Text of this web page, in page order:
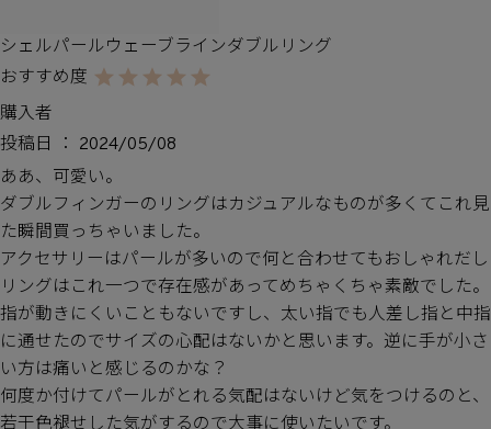
シェルパールウェーブラインダブルリング
購入者
投稿日
2024/05/08
ああ、可愛い。
ダブルフィンガーのリングはカジュアルなものが多くてこれ見
た瞬間買っちゃいました。
アクセサリーはパールが多いので何と合わせてもおしゃれだし
リングはこれ一つで存在感があってめちゃくちゃ素敵でした。
指が動きにくいこともないですし、太い指でも人差し指と中指
に通せたのでサイズの心配はないかと思います。逆に手が小さ
い方は痛いと感じるのかな？
何度か付けてパールがとれる気配はないけど気をつけるのと、
若干色褪せした気がするので大事に使いたいです。